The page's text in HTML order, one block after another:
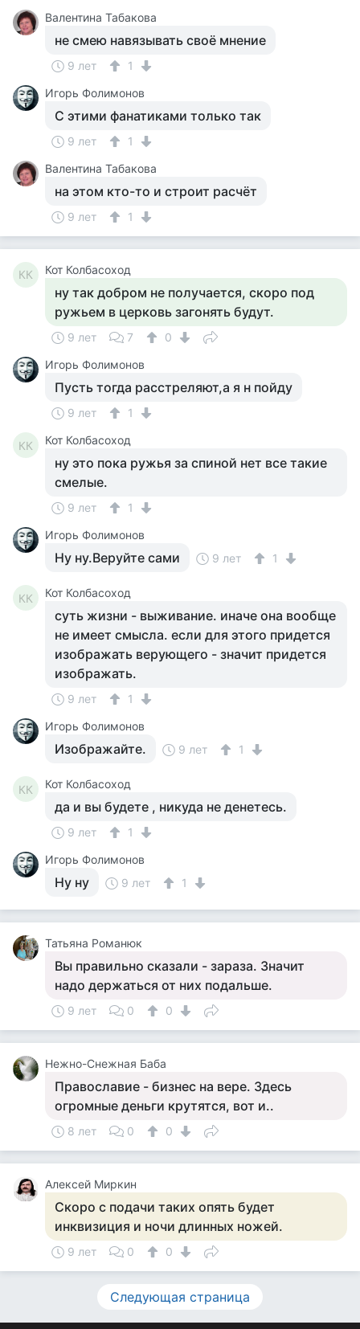
Валентина Табакова
не смею навязывать своё мнение
9 лет
1
Игорь Фолимонов
С этими фанатиками только так
9 лет
1
Валентина Табакова
на этом кто-то и строит расчёт
9 лет 1
КК Кот Колбасоход
ну так добром не получается, скоро под
ружьем в церковь загонять будут.
9 лет 7
0
Игорь Фолимонов
Пусть тогда расстреляют,а я н пойду
9 лет 1
КК Кот Колбасоход
ну это пока ружья за спиной нет все такие
смелые.
9 лет
1
Игорь Фолимонов
Ну ну.Веруйте сами 9 лет 1
КК Кот Колбасоход
суть жизни - выживание. иначе она вообще
не имеет смысла. если для этого придется
изображать верующего - значит придется
изображать.
9 лет
1
Игорь Фолимонов
Изображайте. 9 лет 1
КК Кот Колбасоход
да и вы будете , никуда не денетесь.
9 лет
1
Игорь Фолимонов
Ну ну 9 лет 1
Татьяна Романюк
Вы правильно сказали - зараза. Значит
надо держаться от них подальше.
9 лет 0 0
Нежно-Снежная Баба
Православие - бизнес на вере. Здесь
огромные деньги крутятся, вот и..
8 лет 0 0
Алексей Миркин
Скоро с подачи таких опять будет
инквизиция и ночи длинных ножей.
9 лет 0 0
Следующая страница